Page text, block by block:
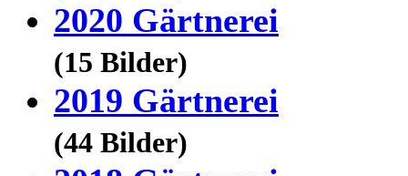
2020 Gärtnerei
(15 Bilder)
2019 Gärtnerei
(44 Bilder)